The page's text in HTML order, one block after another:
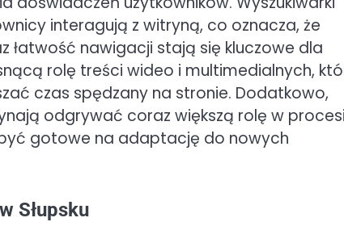
interagują z witryną, co oznacza, że
łatwość nawigacji stają się kluczowe dla
rolę treści wideo i multimedialnych,
czas spędzany na stronie. Dodatkowo,
odgrywać coraz większą rolę w
gotowe na adaptację do nowych
Słupsku